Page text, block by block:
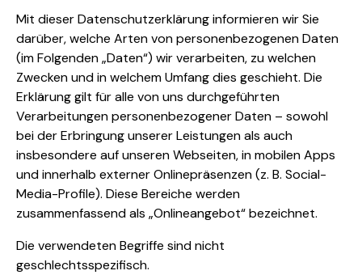
Mit dieser Datenschutzerklärung informieren wir Sie
darüber, welche Arten von personenbezogenen Daten
(im Folgenden „Daten“) wir verarbeiten, zu welchen
Zwecken und in welchem Umfang dies geschieht. Die
Erklärung gilt für alle von uns durchgeführten
Verarbeitungen personenbezogener Daten – sowohl
bei der Erbringung unserer Leistungen als auch
insbesondere auf unseren Webseiten, in mobilen Apps
und innerhalb externer Onlinepräsenzen (z. B. Social-
Media-Profile). Diese Bereiche werden
zusammenfassend als „Onlineangebot“ bezeichnet.
Die verwendeten Begriffe sind nicht
geschlechtsspezifisch.